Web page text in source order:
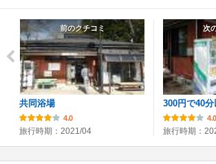
前のクチコミ
共同浴場
4.0
旅行時期：2021/04
次
300円で40
4.0
旅行時期：